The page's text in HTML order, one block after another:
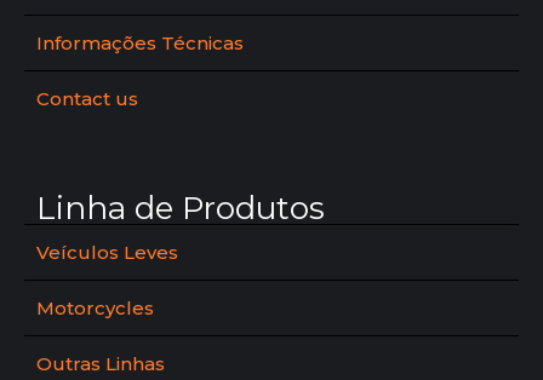
Informações Técnicas
Contact us
Linha de Produtos
Veículos Leves
Motorcycles
Outras Linhas